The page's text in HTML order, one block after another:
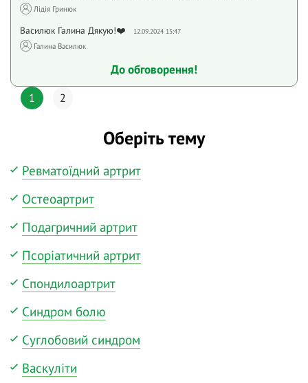
Лідія Гринюк
Василюк Галина Дякую!❤️ 12.09.2024 15:47
Галина Василюк
До обговорення!
1 2
Оберіть тему
Ревматоїдний артрит
Остеоартрит
Подагричний артрит
Псоріатичний артрит
Спондилоартрит
Синдром болю
Суглобовий синдром
Васкуліти